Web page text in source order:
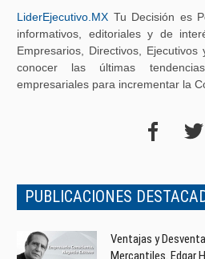
LiderEjecutivo.MX Tu Decisión es
informativos, editoriales y de
Empresarios, Directivos,
conocer las últimas
empresariales para incrementar la
PUBLICACIONES
Ventajas y
Mercantiles. Edgar